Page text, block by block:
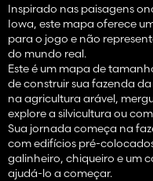
Inspirado nas paisagens
Iowa, este mapa oferece
para o jogo e não
do mundo real.
Este é um mapa de
de construir sua fazenda
na agricultura arável,
explore a silvicultura ou
Sua jornada começa na
com edifícios pré-
galinheiro, chiqueiro e um
ajudá-lo a começar.